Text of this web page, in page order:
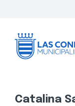
Catalina